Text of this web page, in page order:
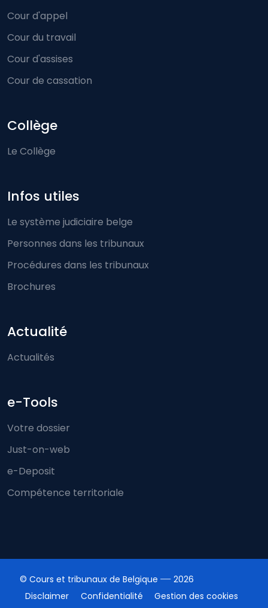
Cour d'appel
Cour du travail
Cour d'assises
Cour de cassation
Collège
Le Collège
Infos utiles
Le système judiciaire belge
Personnes dans les tribunaux
Procédures dans les tribunaux
Brochures
Actualité
Actualités
e-Tools
Votre dossier
Just-on-web
e-Deposit
Compétence territoriale
© Cours et tribunaux de Belgique
2026
Disclaimer
Confidentialité
Gestion des cookies